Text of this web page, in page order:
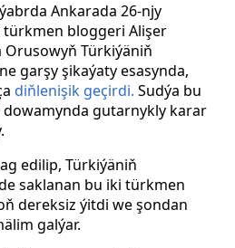
Ankarada 26-njy
bloggeri Alişer
Orusowyň Türkiýäniň
garşy şikaýaty esasynda,
diňlenişik geçirdi. Sudýa bu
dowamynda gutarnykly karar
edilip, Türkiýäniň
saklanan bu iki türkmen
dereksiz ýitdi we şondan
galýar.